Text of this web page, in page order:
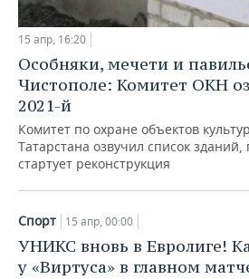
КИБЕРСПОРТ
ФИГУРНОЕ КАТАНИЕ
ВОДНЫЕ ВИДЫ СПОРТА
ХОККЕЙ С МЯЧОМ
КУЛЬТУРА
МЕДИЦИНА
ОБРАЗОВАНИЕ
ПРОИСШЕСТВИЯ
СПИСОК КОМПАНИЙ
15 апр, 16:20
Особняки, мечети и
Чистополе: Комитет ОКН
2021-й
Комитет по охране объектов
Татарстана озвучил список зданий,
стартует реконструкция
Спорт 15 апр, 00:00
УНИКС вновь в Евролиге!
у «Виртуса» в главном